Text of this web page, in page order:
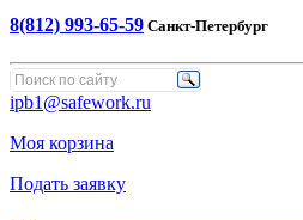
8(812) 993-65-59 Санкт-Петербург
ipb1@safework.ru
Моя корзина
Подать заявку